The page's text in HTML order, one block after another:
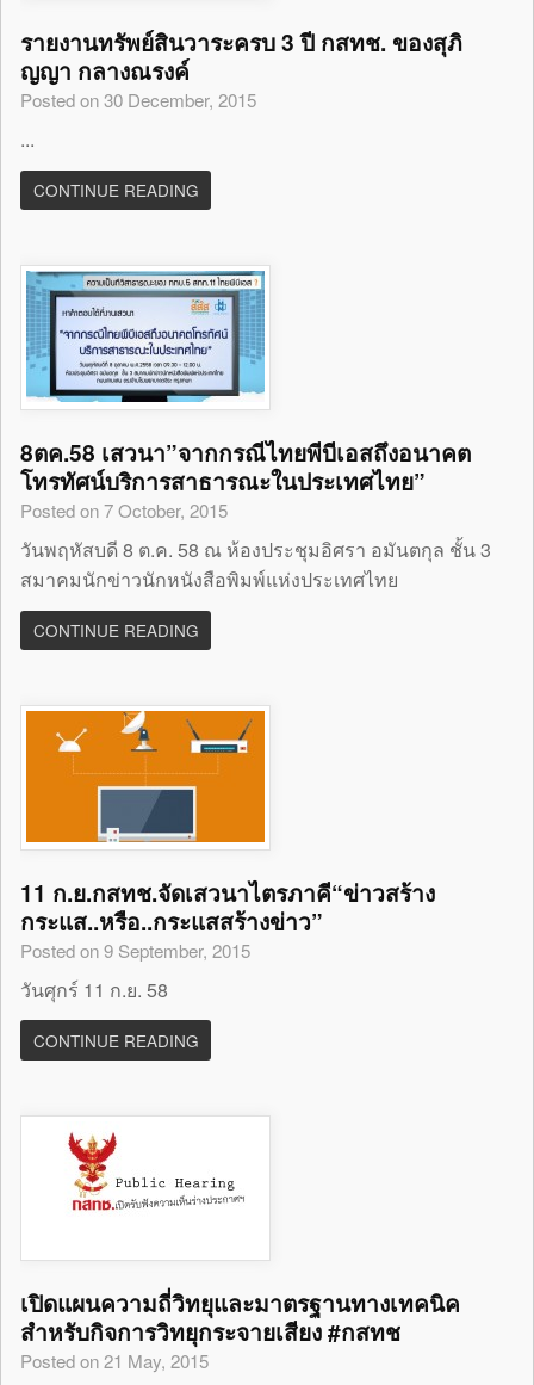
รายงานทรัพย์สินวาระครบ 3 ปี กสทช. ของสุภิ
ญญา กลางณรงค์
Posted on 30 December, 2015
...
CONTINUE READING
8ตค.58 เสวนา”จากกรณีไทยพีบีเอสถึงอนาคต
โทรทัศน์บริการสาธารณะในประเทศไทย”
Posted on 7 October, 2015
วันพฤหัสบดี 8 ต.ค. 58 ณ ห้องประชุมอิศรา อมันตกุล ชั้น 3
สมาคมนักข่าวนักหนังสือพิมพ์แห่งประเทศไทย
CONTINUE READING
11 ก.ย.กสทช.จัดเสวนาไตรภาคี“ข่าวสร้าง
กระแส..หรือ..กระแสสร้างข่าว”
Posted on 9 September, 2015
วันศุกร์ 11 ก.ย. 58
CONTINUE READING
เปิดแผนความถี่วิทยุและมาตรฐานทางเทคนิค
สำหรับกิจการวิทยุกระจายเสียง #กสทช
Posted on 21 May, 2015